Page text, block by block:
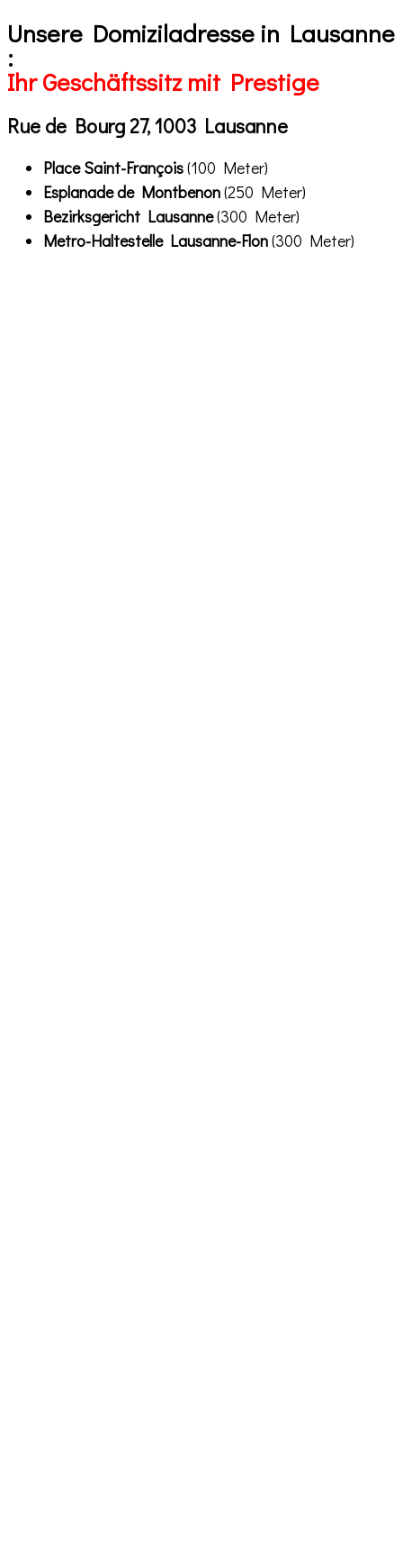
Unsere Domiziladresse in Lausanne
:
Ihr Geschäftssitz mit Prestige
Rue de Bourg 27, 1003 Lausanne
Place Saint-François(100 Meter)
Esplanade de Montbenon(250 Meter)
Bezirksgericht Lausanne(300 Meter)
Metro-Haltestelle Lausanne-Flon(300 Meter)